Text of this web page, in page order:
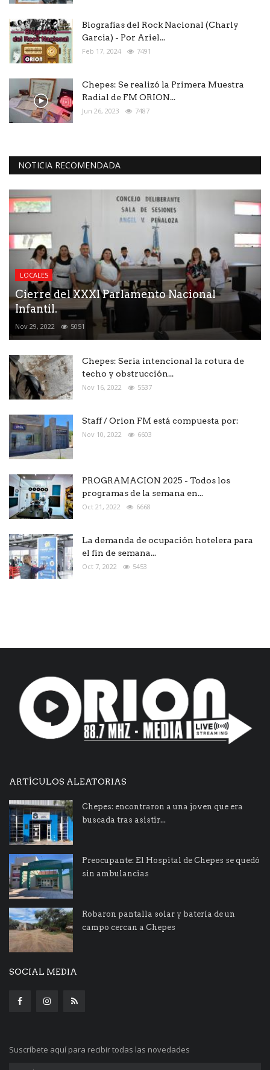
Biografías del Rock Nacional (Charly
Garcia) - Por Ariel...
Feb 17, 2024 7491
Chepes: Se realizó la Primera Muestra
Radial de FM ORION...
Jun 26, 2023 7487
NOTICIA RECOMENDADA
LOCALES
Cierre del XXXI Parlamento Nacional
Infantil.
Nov 29, 2022 5051
Chepes: Seria intencional la rotura de
techo y obstrucción...
Nov 16, 2022 5537
Staff / Orion FM está compuesta por:
Nov 10, 2022 6603
PROGRAMACION 2025 - Todos los
programas de la semana en...
Oct 21, 2022 6668
La demanda de ocupación hotelera para
el fin de semana...
Oct 7, 2022 5453
ARTÍCULOS ALEATORIAS
Chepes: encontraron a una joven que era
buscada tras asistir...
Preocupante: El Hospital de Chepes se quedó
sin ambulancias
Robaron pantalla solar y batería de un
campo cercan a Chepes
SOCIAL MEDIA
Suscríbete aquí para recibir todas las novedades